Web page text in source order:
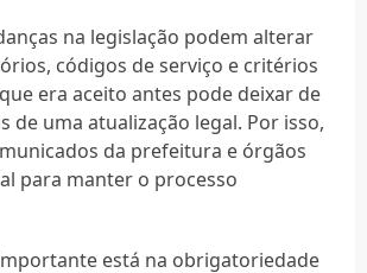
na legislação podem alterar
códigos de serviço e critérios
era aceito antes pode deixar de
de uma atualização legal. Por isso,
da prefeitura e órgãos
para manter o processo
está na obrigatoriedade